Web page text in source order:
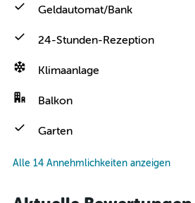
Geldautomat/Bank
24-Stunden-Rezeption
Klimaanlage
Balkon
Garten
Alle 14 Annehmlichkeiten anzeigen